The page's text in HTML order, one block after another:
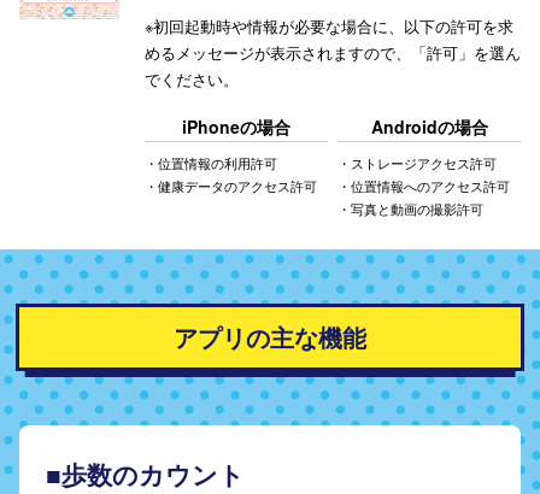
※初回起動時や情報が必要な場合に、以下の許可を求
めるメッセージが表示されますので、
「許可」を選ん
でください。
iPhoneの場合
・位置情報の利用許可
・健康データのアクセス許可
Androidの場合
・ストレージアクセス許可
・位置情報へのアクセス許可
・写真と動画の撮影許可
アプリの主な機能
■歩数のカウント